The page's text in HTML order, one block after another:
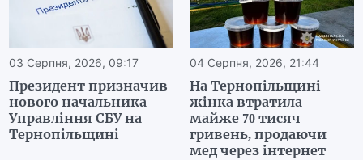
03 Серпня, 2026, 09:17
Президент призначив
нового начальника
Управління СБУ на
Тернопільщині
04 Серпня, 2026, 21:44
На Тернопільщині
жінка втратила
майже 70 тисяч
гривень, продаючи
мед через інтернет